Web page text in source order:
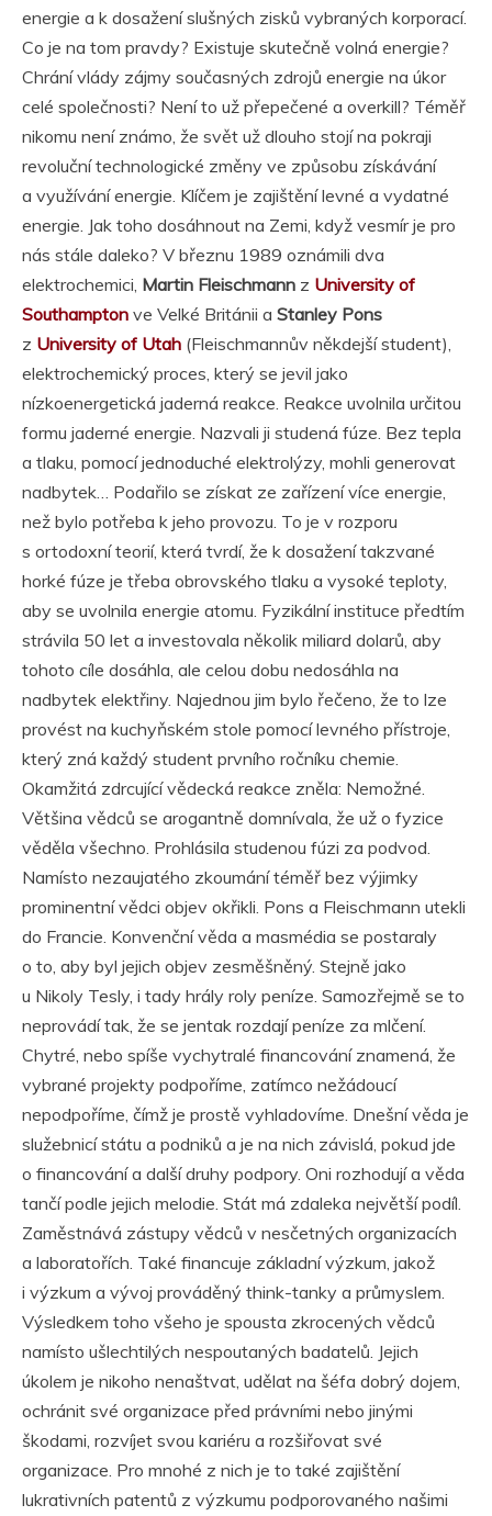
energie a k dosažení slušných zisků vybraných korporací.
Co je na tom pravdy? Existuje skutečně volná energie?
Chrání vlády zájmy současných zdrojů energie na úkor
celé společnosti? Není to už přepečené a overkill? Téměř
nikomu není známo, že svět už dlouho stojí na pokraji
revoluční technologické změny ve způsobu získávání
a využívání energie. Klíčem je zajištění levné a vydatné
energie. Jak toho dosáhnout na Zemi, když vesmír je pro
nás stále daleko? V březnu 1989 oznámili dva
elektrochemici, Martin Fleischmann z University of
Southampton ve Velké Británii a Stanley Pons
z University of Utah (Fleischmannův někdejší student),
elektrochemický proces, který se jevil jako
nízkoenergetická jaderná reakce. Reakce uvolnila určitou
formu jaderné energie. Nazvali ji studená fúze. Bez tepla
a tlaku, pomocí jednoduché elektrolýzy, mohli generovat
nadbytek… Podařilo se získat ze zařízení více energie,
než bylo potřeba k jeho provozu. To je v rozporu
s ortodoxní teorií, která tvrdí, že k dosažení takzvané
horké fúze je třeba obrovského tlaku a vysoké teploty,
aby se uvolnila energie atomu. Fyzikální instituce předtím
strávila 50 let a investovala několik miliard dolarů, aby
tohoto cíle dosáhla, ale celou dobu nedosáhla na
nadbytek elektřiny. Najednou jim bylo řečeno, že to lze
provést na kuchyňském stole pomocí levného přístroje,
který zná každý student prvního ročníku chemie.
Okamžitá zdrcující vědecká reakce zněla: Nemožné.
Většina vědců se arogantně domnívala, že už o fyzice
věděla všechno. Prohlásila studenou fúzi za podvod.
Namísto nezaujatého zkoumání téměř bez výjimky
prominentní vědci objev okřikli. Pons a Fleischmann utekli
do Francie. Konvenční věda a masmédia se postaraly
o to, aby byl jejich objev zesměšněný. Stejně jako
u Nikoly Tesly, i tady hrály roly peníze. Samozřejmě se to
neprovádí tak, že se jentak rozdají peníze za mlčení.
Chytré, nebo spíše vychytralé financování znamená, že
vybrané projekty podpoříme, zatímco nežádoucí
nepodpoříme, čímž je prostě vyhladovíme. Dnešní věda je
služebnicí státu a podniků a je na nich závislá, pokud jde
o financování a další druhy podpory. Oni rozhodují a věda
tančí podle jejich melodie. Stát má zdaleka největší podíl.
Zaměstnává zástupy vědců v nesčetných organizacích
a laboratořích. Také financuje základní výzkum, jakož
i výzkum a vývoj prováděný think-tanky a průmyslem.
Výsledkem toho všeho je spousta zkrocených vědců
namísto ušlechtilých nespoutaných badatelů. Jejich
úkolem je nikoho nenaštvat, udělat na šéfa dobrý dojem,
ochránit své organizace před právními nebo jinými
škodami, rozvíjet svou kariéru a rozšiřovat své
organizace. Pro mnohé z nich je to také zajištění
lukrativních patentů z výzkumu podporovaného našimi